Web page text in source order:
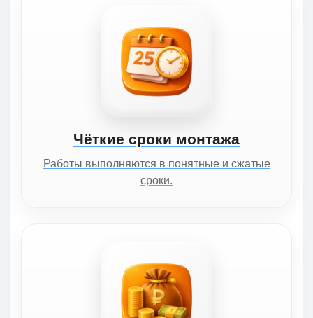
Чёткие сроки монтажа
Работы выполняются в понятные и сжатые
сроки.